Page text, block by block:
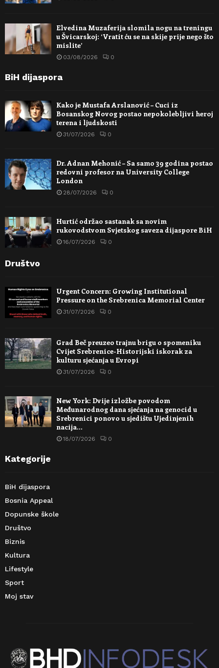
Elvedina Muzaferija slomila nogu na treningu
u Švicarskoj: ‘Vratit ću se na skije prije nego što
mislite’
03/08/2026 0
BiH dijaspora
Kako je Mustafa Arslanović – Cuci iz
Bosanskog Novog postao nepokolebljivi heroj
terena i ljudskosti
31/07/2026 0
Dr. Adnan Mehonić – Sa samo 39 godina postao
redovni profesor na University College
London
28/07/2026 0
Hurtić održao sastanak sa novim
rukovodstvom Svjetskog saveza dijaspore BiH
16/07/2026 0
Društvo
Urgent Concern: Growing Institutional
Pressure on the Srebrenica Memorial Center
31/07/2026 0
Grad Beč preuzeo trajnu brigu o spomeniku
Cvijet Srebrenice-Historijski iskorak za
kulturu sjećanja u Evropi
31/07/2026 0
New York: Dvije izložbe povodom
Međunarodnog dana sjećanja na genocid u
Srebrenici ponovo u sjedištu Ujedinjenih
nacija…
18/07/2026 0
Kategorije
BiH dijaspora
Bosnia Appeal
Dopunske škole
Društvo
Biznis
Kultura
Lifestyle
Sport
Moj stav